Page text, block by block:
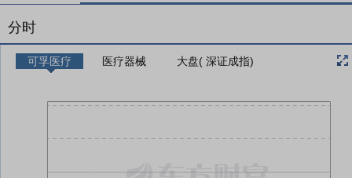
分时
可孚医疗 医疗器械 大盘( 深证成指)